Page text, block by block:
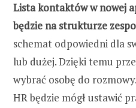
Lista kontaktów w nowej
będzie na strukturze
schemat odpowiedni dla
lub dużej. Dzięki temu
wybrać osobę do
HR będzie mógł ustawić